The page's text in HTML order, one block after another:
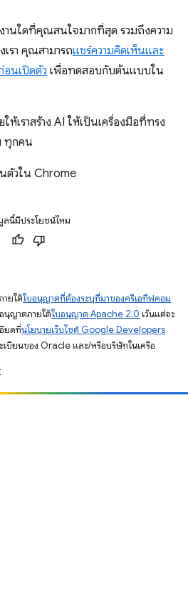
งานใดที่คุณสนใจมากที่สุด รวมถึงความ
รา คุณสามารถแชร์ความคิดเห็นและ
อนเปิดตัว เพื่อทดสอบกับต้นแบบใน
ห้เราสร้าง AI ให้เป็นเครื่องมือที่ทรง
ทุกคน
ตัวใน Chrome
ลนี้มีประโยชน์ไหม
ายใต้ใบอนุญาตที่ต้องระบุที่มาของครีเอทีฟคอม
นุญาตภายใต้ใบอนุญาต Apache 2.0 เว้นแต่จะ
ยดที่นโยบายเว็บไซต์ Google Developers
เบียนของ Oracle และ/หรือบริษัทในเครือ